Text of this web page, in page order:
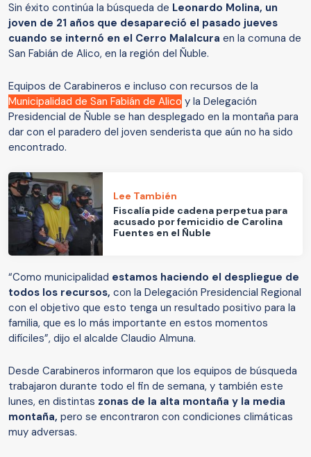
Sin éxito continúa la búsqueda de Leonardo Molina, un
joven de 21 años que desapareció el pasado jueves
cuando se internó en el Cerro Malalcura en la comuna de
San Fabián de Alico, en la región del Ñuble.
Equipos de Carabineros e incluso con recursos de la
Municipalidad de San Fabián de Alico y la Delegación
Presidencial de Ñuble se han desplegado en la montaña para
dar con el paradero del joven senderista que aún no ha sido
encontrado.
Lee También
Fiscalía pide cadena perpetua para
acusado por femicidio de Carolina
Fuentes en el Ñuble
“Como municipalidad estamos haciendo el despliegue de
todos los recursos, con la Delegación Presidencial Regional
con el objetivo que esto tenga un resultado positivo para la
familia, que es lo más importante en estos momentos
difíciles”, dijo el alcalde Claudio Almuna.
Desde Carabineros informaron que los equipos de búsqueda
trabajaron durante todo el fin de semana, y también este
lunes, en distintas zonas de la alta montaña y la media
montaña, pero se encontraron con condiciones climáticas
muy adversas.